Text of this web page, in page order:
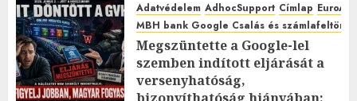
Adatvédelem AdhocSupport Címlap
MBH bank Google Csalás és
Megszüntette a Google-lel
szemben indított eljárását a
versenyhatóság,